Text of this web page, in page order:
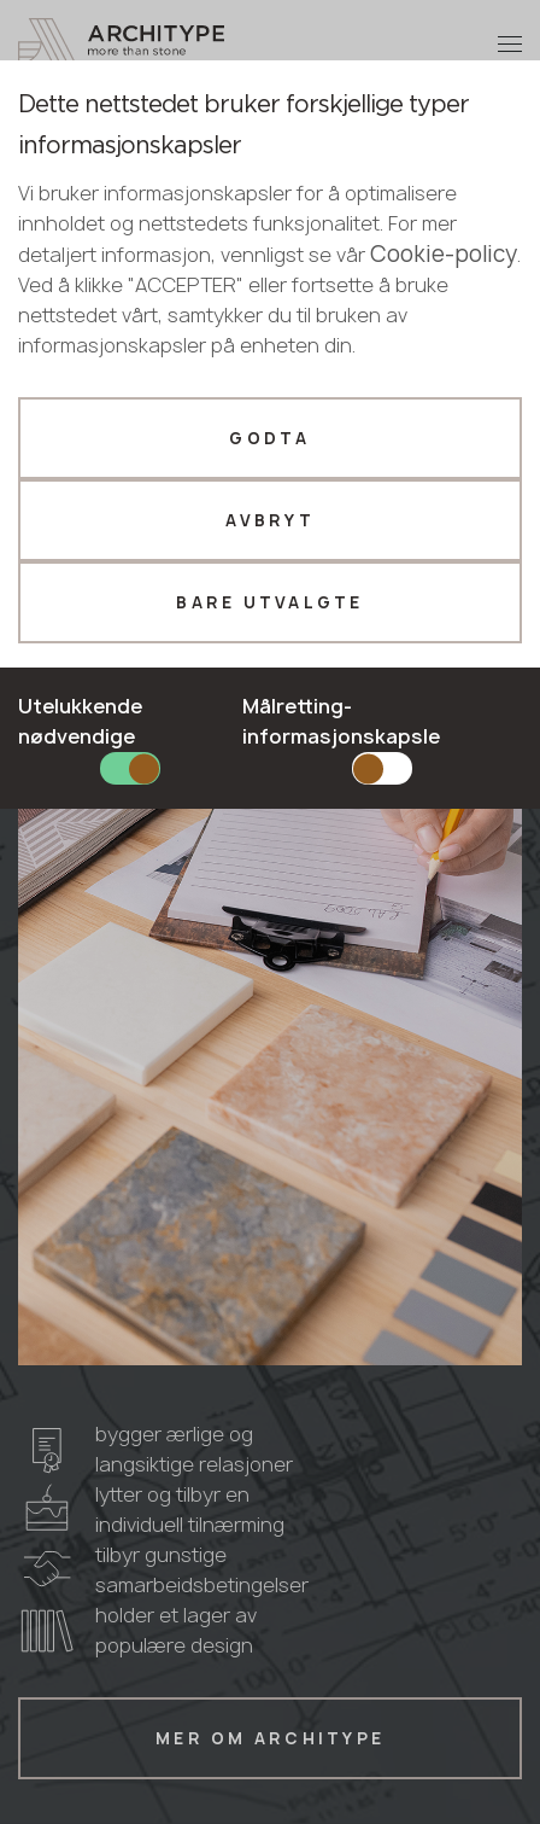
English
Norwegian
+48 22 602 20 22
Bli en partner
For arkitekter og designere
Samarbeid FasademonteringssystemerDesignerguide
ARCHITYPEer klarert av
over 4000
steinprodusenter over hele
verden for:
bygger ærlige og
langsiktige relasjoner
lytter og tilbyr en
individuell tilnærming
tilbyr gunstige
samarbeidsbetingelser
holder et lager av
populære design
MER OM ARCHITYPE
Bli en partner
Legg igjen dine opplysninger eller ring
oss
+48 22 602 20 22
Din bedriftsprofil
E-mail*
SEND INN SØKNADEN DIN
Personvernerklæring
Takk!
våre ledere vil kontakte deg snart
Dette nettstedet bruker forskjellige typer
informasjonskapsler
Vi bruker informasjonskapsler for å optimalisere
innholdet og nettstedets funksjonalitet. For mer
detaljert informasjon, vennligst se vårCookie-policy.
Ved å klikke "ACCEPTER" eller fortsette å bruke
nettstedet vårt, samtykker du til bruken av
informasjonskapsler på enheten din.
BARE UTVALGTE
AVBRYT
GODTA
Utelukkende
nødvendige
Målretting-
informasjonskapsle